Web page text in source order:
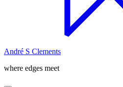
André S Clements
where edges meet